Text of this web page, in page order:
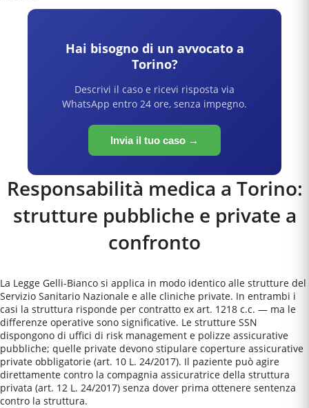
Hai bisogno di un avvocato a
Torino?
Descrivi il caso e ricevi risposta via
WhatsApp entro 24 ore, senza impegno.
Invia il tuo caso →
Responsabilità medica a Torino:
strutture pubbliche e private a
confronto
La Legge Gelli-Bianco si applica in modo identico alle strutture del
Servizio Sanitario Nazionale e alle cliniche private. In entrambi i
casi la struttura risponde per contratto ex art. 1218 c.c. — ma le
differenze operative sono significative. Le strutture SSN
dispongono di uffici di risk management e polizze assicurative
pubbliche; quelle private devono stipulare coperture assicurative
private obbligatorie (art. 10 L. 24/2017). Il paziente può agire
direttamente contro la compagnia assicuratrice della struttura
privata (art. 12 L. 24/2017) senza dover prima ottenere sentenza
contro la struttura.